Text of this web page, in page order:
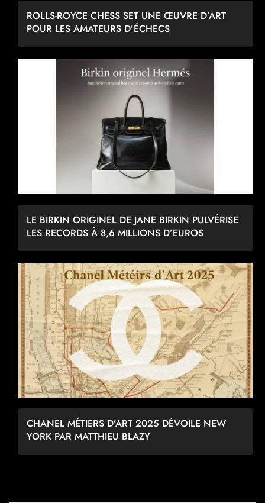
ROLLS-ROYCE CHESS SET UNE ŒUVRE D’ART
POUR LES AMATEURS D’ÉCHECS
LE BIRKIN ORIGINEL DE JANE BIRKIN PULVÉRISE
LES RECORDS À 8,6 MILLIONS D’EUROS
CHANEL MÉTIERS D’ART 2025 DÉVOILE NEW
YORK PAR MATTHIEU BLAZY